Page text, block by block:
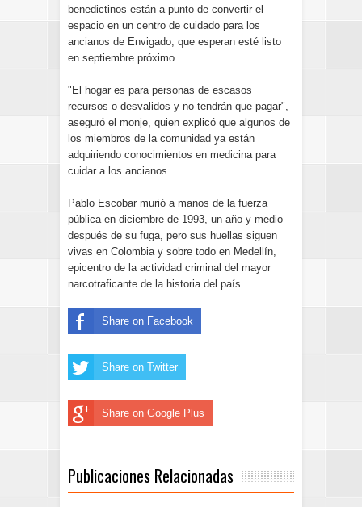
benedictinos están a punto de convertir el
espacio en un centro de cuidado para los
ancianos de Envigado, que esperan esté listo
en septiembre próximo.
"El hogar es para personas de escasos
recursos o desvalidos y no tendrán que pagar",
aseguró el monje, quien explicó que algunos de
los miembros de la comunidad ya están
adquiriendo conocimientos en medicina para
cuidar a los ancianos.
Pablo Escobar murió a manos de la fuerza
pública en diciembre de 1993, un año y medio
después de su fuga, pero sus huellas siguen
vivas en Colombia y sobre todo en Medellín,
epicentro de la actividad criminal del mayor
narcotraficante de la historia del país.
Share on Facebook
Share on Twitter
Share on Google Plus
Publicaciones Relacionadas